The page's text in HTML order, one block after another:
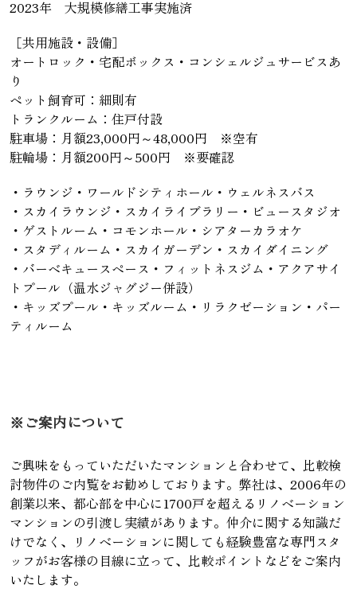
2023年 大規模修繕工事実施済
［共用施設・設備］
オートロック・宅配ボックス・コンシェルジュサービスあ
り
ペット飼育可：細則有
トランクルーム：住戸付設
駐車場：月額23,000円～48,000円 ※空有
駐輪場：月額200円～500円 ※要確認
・ラウンジ・ワールドシティホール・ウェルネスバス
・スカイラウンジ・スカイライブラリー・ビュースタジオ
・ゲストルーム・コモンホール・シアターカラオケ
・スタディルーム・スカイガーデン・スカイダイニング
・バーベキュースペース・フィットネスジム・アクアサイ
トプール（温水ジャグジー併設）
・キッズプール・キッズルーム・リラクゼーション・パー
ティルーム
※ご案内について
ご興味をもっていただいたマンションと合わせて、比較検
討物件のご内覧をお勧めしております。弊社は、2006年の
創業以来、都心部を中心に1700戸を超えるリノベーション
マンションの引渡し実績があります。仲介に関する知識だ
けでなく、リノベーションに関しても経験豊富な専門スタ
ッフがお客様の目線に立って、比較ポイントなどをご案内
いたします。